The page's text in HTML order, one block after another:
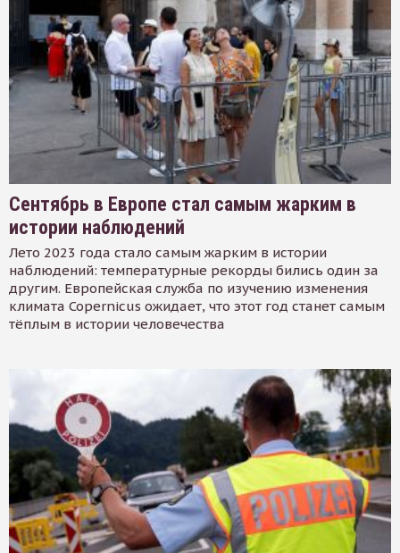
Сентябрь в Европе стал самым жарким в
истории наблюдений
Лето 2023 года стало самым жарким в истории
наблюдений: температурные рекорды бились один за
другим. Европейская служба по изучению изменения
климата Copernicus ожидает, что этот год станет самым
тёплым в истории человечества